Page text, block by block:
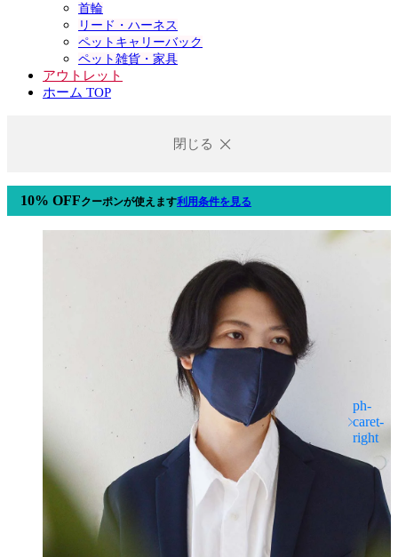
首輪
リード・ハーネス
ペットキャリーバック
ペット雑貨・家具
アウトレット
ホーム TOP
閉じる
10% OFFクーポンが使えます利用条件を見る